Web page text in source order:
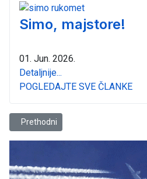
Simo, majstore!
01. Jun. 2026.
Detaljnije...
POGLEDAJTE SVE ČLANKE
Prethodni članak: ŽOK Luka Bar
Prethodni